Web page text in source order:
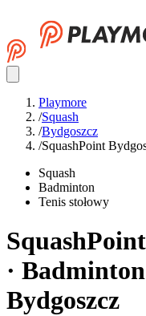
Playmore
/Squash
/Bydgoszcz
/SquashPoint
Squash
Badminton
Tenis stołowy
· Badminton
Bydgoszcz